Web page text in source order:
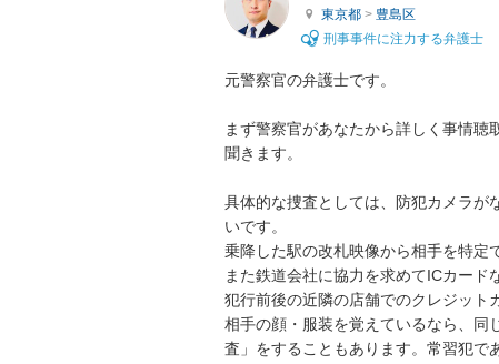
東京都 > 豊島区
刑事事件に注力する弁護士
元警察官の弁護士です。
まず警察官があなたから詳しく事情
聞きます。
具体的な捜査としては、防犯カメラが
いです。
乗降した駅の改札映像から相手を特定
また鉄道会社に協力を求めてICカード
犯行前後の近隣の店舗でのクレジット
相手の顔・服装を覚えているなら、同
査」をすることもあります。常習犯で